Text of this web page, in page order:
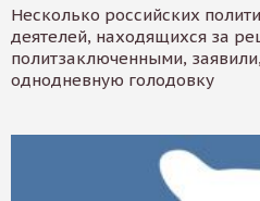
Несколько российских
деятелей, находящихся за
политзаключенными,
однодневную голодовку